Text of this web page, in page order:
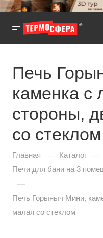
Печь
каменка с
стороны,
со стеклом
Главная — Каталог —
Печи для бани на 3
—
Печь Горыныч Мини,
малая со стеклом